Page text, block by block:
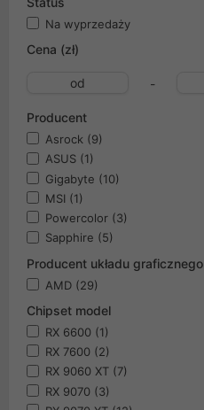
Na wyprzedaży
Cena (zł)
-
Producent
Asrock (9)
ASUS (1)
Gigabyte (10)
MSI (1)
Powercolor (3)
Sapphire (5)
Producent układu graficznego
AMD (29)
Chipset model
RX 6600 (1)
RX 7600 (2)
RX 9060 XT (7)
RX 9070 (3)